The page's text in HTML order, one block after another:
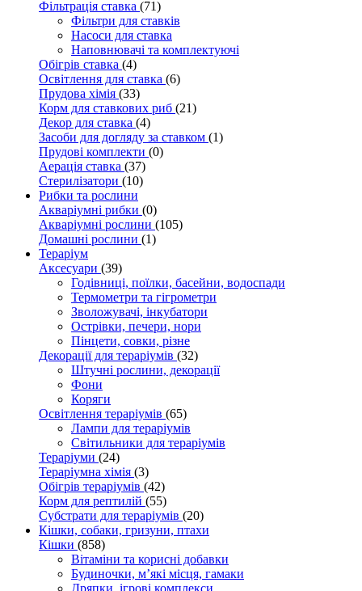
Фільтрація ставка (71)
Фільтри для ставків
Насоси для ставка
Наповнювачі та комплектуючі
Обігрів ставка (4)
Освітлення для ставка (6)
Прудова хімія (33)
Корм для ставкових риб (21)
Декор для ставка (4)
Засоби для догляду за ставком (1)
Прудові комплекти (0)
Аерація ставка (37)
Стерилізатори (10)
Рибки та рослини
Акваріумні рибки (0)
Акваріумні рослини (105)
Домашні рослини (1)
Тераріум
Аксесуари (39)
Годівниці, поїлки, басейни, водоспади
Термометри та гігрометри
Зволожувачі, інкубатори
Острівки, печери, нори
Пінцети, совки, різне
Декорації для тераріумів (32)
Штучні рослини, декорації
Фони
Коряги
Освітлення тераріумів (65)
Лампи для тераріумів
Світильники для тераріумів
Тераріуми (24)
Тераріумна хімія (3)
Обігрів тераріумів (42)
Корм для рептилій (55)
Субстрати для тераріумів (20)
Кішки, собаки, гризуни, птахи
Кішки (858)
Вітаміни та корисні добавки
Будиночки, м’які місця, гамаки